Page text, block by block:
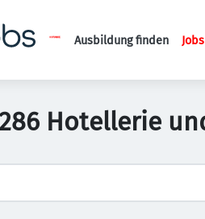
Ausbildung finden
Hotellerie